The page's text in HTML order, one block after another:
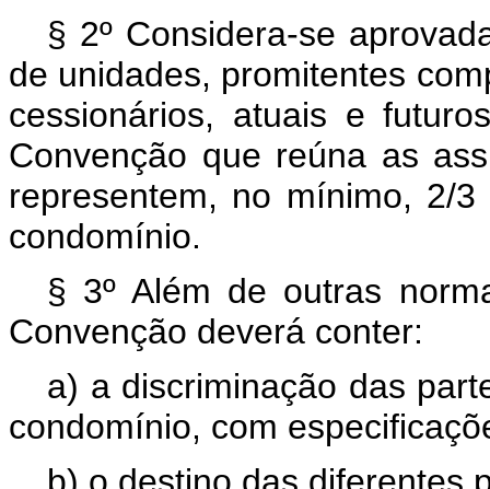
§ 2º Considera-se
de unidades, promitentes
cessionários, atuais e
Convenção que reúna as
representem, no mínimo, 2/
condomínio.
§ 3º Além de outras
Convenção deverá conter:
a) a discriminação das
condomínio, com